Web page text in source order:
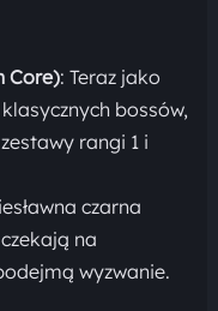
Core): Teraz jako
bossów,
rangi 1 i
czarna
na
wyzwanie.